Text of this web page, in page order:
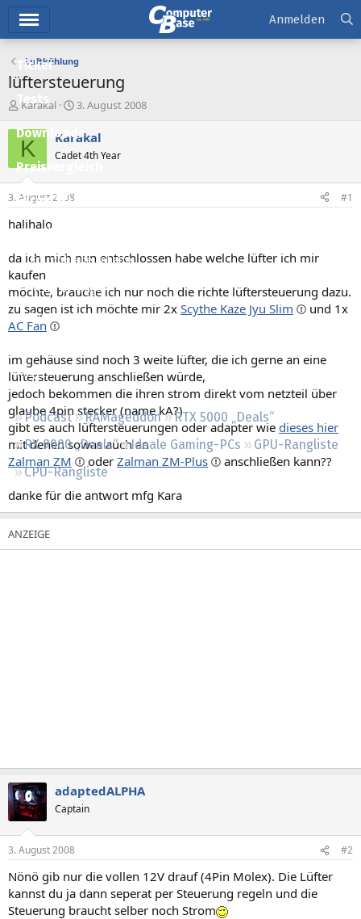
Ticker
Tests
Downloads
Preisvergleich
Forum
Aktuelles
Empfohlene Inhalte
Neue Beiträge
Neueste Aktivitäten
Regeln
Podcast RAMageddon
RTX 5000 „Deals“
RX 9000 „Deals“
Ideale Gaming-PCs
GPU-Rangliste
CPU-Rangliste
Anmelden
Luftkühlung
lüftersteuerung
E
s
e
l
e
r
Karakal
E
s
e
t
3. August 2008
K Karakal
Cadet 4th Year
3. August 2008 #1
halihalo
da ich mich nun entschlossen habe welche lüfter ich mir
kaufen
möchte, brauche ich nur noch die richte lüftersteuerung dazu.
zu sagen ist ich möchte mir 2x Scythe Kaze Jyu Slim
und 1x
AC Fan
im gehäuse sind noch 3 weite lüfter, die ich gerne an eine
lüftersteuerung anschließen würde,
jedoch bekommen die ihren strom direkt vom netzteil über
glaube 4pin stecker (name kA?)
gibt es auch lüftersteuerungen oder adapter wie dieses hier
mit denen sowas auch an
Zalman ZM
oder Zalman ZM-Plus anschließen kann??
danke für die antwort mfg Kara
adaptedALPHA
Captain
3. August 2008 #2
Nönö gib nur die vollen 12V drauf (4Pin Molex). Die Lüfter
kannst du ja dann seperat per Steuerung regeln und die
Steuerung braucht selber noch Strom